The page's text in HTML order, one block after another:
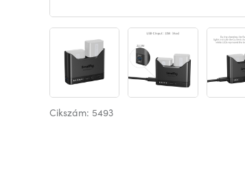
Cikszám: 5493